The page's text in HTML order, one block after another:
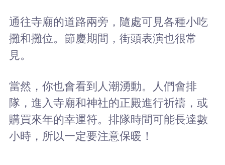
通往寺廟的道路兩旁，隨處可見各種小吃
攤和攤位。節慶期間，街頭表演也很常
見。
當然，你也會看到人潮湧動。人們會排
隊，進入寺廟和神社的正殿進行祈禱，或
購買來年的幸運符。排隊時間可能長達數
小時，所以一定要注意保暖！